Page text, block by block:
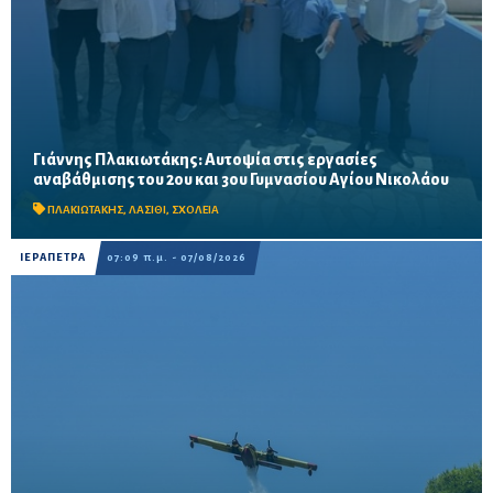
Γιάννης Πλακιωτάκης: Αυτοψία στις εργασίες
αναβάθμισης του 2ου και 3ου Γυμνασίου Αγίου Νικολάου
ΠΛΑΚΙΩΤΑΚΗΣ, ΛΑΣΙΘΙ, ΣΧΟΛΕΙΑ
Οι παρεμβάσεις του προγράμματος «Μαριέττα Γιαννάκου»
αναμένεται να ολοκληρωθούν πριν από τη νέα σχολική χρονιά –
Προβλέπονται ανακαινίσεις αιθουσών, αύλειων και...
ΙΕΡΑΠΕΤΡΑ 07:09 π.μ. - 07/08/2026